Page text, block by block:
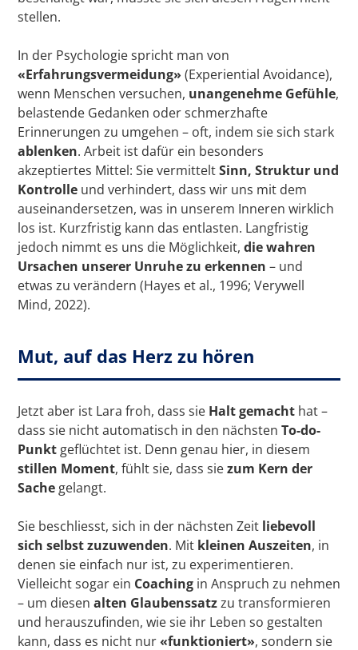
stellen.
In der Psychologie spricht man von
«Erfahrungsvermeidung» (Experiential Avoidance),
wenn Menschen versuchen, unangenehme Gefühle,
belastende Gedanken oder schmerzhafte
Erinnerungen zu umgehen – oft, indem sie sich stark
ablenken. Arbeit ist dafür ein besonders
akzeptiertes Mittel: Sie vermitteltSinn, Struktur und
Kontrolle und verhindert, dass wir uns mit dem
auseinandersetzen, was in unserem Inneren wirklich
los ist. Kurzfristig kann das entlasten. Langfristig
jedoch nimmt es uns die Möglichkeit, die wahren
Ursachen unserer Unruhe zu erkennen – und
etwas zu verändern (Hayes et al., 1996; Verywell
Mind, 2022).
Mut, auf das Herz zu hören
Jetzt aber ist Lara froh, dass sie Halt gemacht hat –
dass sie nicht automatisch in den nächsten To-do-
Punkt geflüchtet ist. Denn genau hier, in diesem
stillen Moment, fühlt sie, dass siezum Kern der
Sache gelangt.
Sie beschliesst, sich in der nächsten Zeit liebevoll
sich selbst zuzuwenden. Mit kleinen Auszeiten, in
denen sie einfach nur ist, zu experimentieren.
Vielleicht sogar ein Coaching in Anspruch zu nehmen
– um diesen alten Glaubenssatzzu transformieren
und herauszufinden, wie sie ihr Leben so gestalten
kann, dass es nicht nur«funktioniert», sondern sie